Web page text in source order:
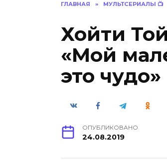
ГЛАВНАЯ » МУЛЬТСЕРИАЛЫ 📺
Хойти
«Мой
это
ОПУБЛИКОВАНО
24.08.2019